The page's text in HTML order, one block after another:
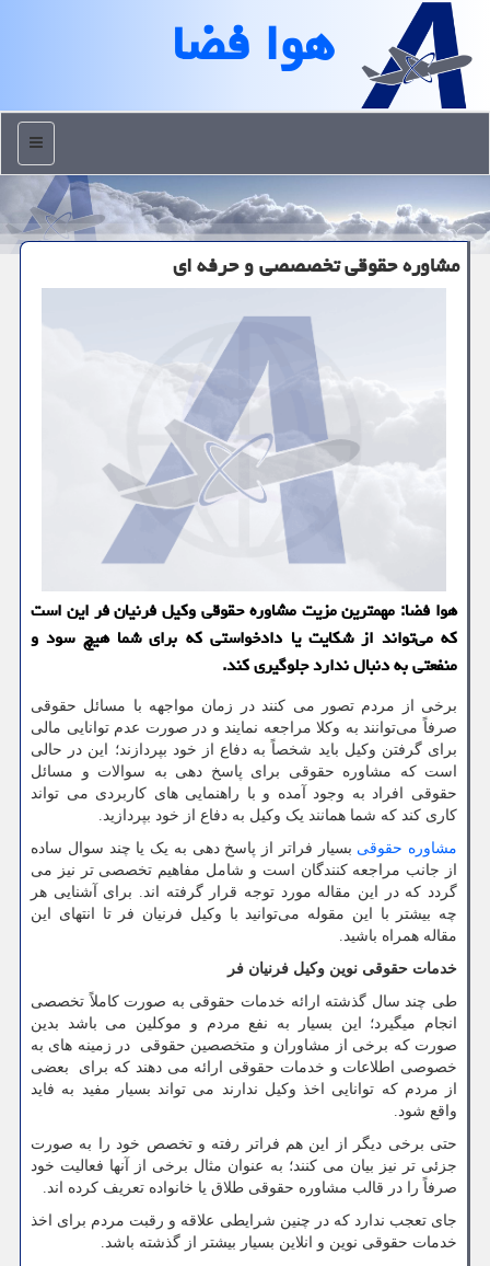
هوا فضا
منو
مشاوره حقوقی تخصصصی و حرفه ای
هوا فضا: مهمترین مزیت مشاوره حقوقی وكیل فرنیان فر این است
كه می‌تواند از شكایت یا دادخواستی كه برای شما هیچ سود و
منفعتی به دنبال ندارد جلوگیری كند.
برخی از مردم تصور می کنند در زمان مواجهه با مسائل حقوقی
صرفاً می‌توانند به وکلا مراجعه نمایند و در صورت عدم توانایی مالی
برای گرفتن وکیل باید شخصاً به دفاع از خود بپردازند؛ این در حالی
است که مشاوره حقوقی برای پاسخ دهی به سوالات و مسائل
حقوقی افراد به وجود آمده و با راهنمایی های کاربردی می تواند
کاری کند که شما همانند یک وکیل به دفاع از خود بپردازید.
مشاوره حقوقی بسیار فراتر از پاسخ دهی به یک یا چند سوال ساده
از جانب مراجعه کنندگان است و شامل مفاهیم تخصصی تر نیز می
گردد که در این مقاله مورد توجه قرار گرفته اند. برای آشنایی هر
چه بیشتر با این مقوله می‌توانید با وکیل فرنیان فر تا انتهای این
مقاله همراه باشید.
خدمات حقوقی نوین وکیل فرنیان فر
طی چند سال گذشته ارائه خدمات حقوقی به صورت کاملاً تخصصی
انجام میگیرد؛ این بسیار به نفع مردم و موکلین می باشد بدین
صورت که برخی از مشاوران و متخصصین حقوقی در زمینه های به
خصوصی اطلاعات و خدمات حقوقی ارائه می دهند که برای بعضی
از مردم که توانایی اخذ وکیل ندارند می تواند بسیار مفید به فاید
واقع شود.
حتی برخی دیگر از این هم فراتر رفته و تخصص خود را به صورت
جزئی تر نیز بیان می کنند؛ به عنوان مثال برخی از آنها فعالیت خود
صرفاً را در قالب مشاوره حقوقی طلاق یا خانواده تعریف کرده اند.
جای تعجب ندارد که در چنین شرایطی علاقه و رقبت مردم برای اخذ
خدمات حقوقی نوین و انلاین بسیار بیشتر از گذشته باشد.